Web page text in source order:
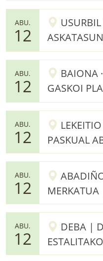
ABU.
12
ABU.
12
BAIONA
GASKOI
ABU.
12
PASKUAL
ABU.
12
ABU.
12
DEBA |